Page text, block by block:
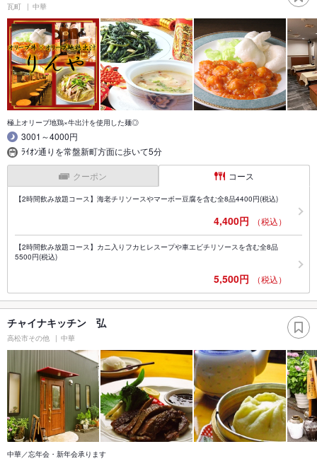
瓦町 中華
極上オリーブ地鶏×牛出汁を使用した麺◎
3001～4000円
ﾗｲｵﾝ通りを常盤新町方面に歩いて5分
クーポン コース
【2時間飲み放題コース】海老チリソースやマーボー豆腐を含む全8品4400円(税込)
4,400円 （税込）
【2時間飲み放題コース】カニ入りフカヒレスープや車エビチリソースを含む全8品
5500円(税込)
5,500円 （税込）
チャイナキッチン 弘
高松市その他 中華
中華／忘年会・新年会承ります